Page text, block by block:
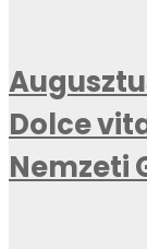
Dolce
Nemzeti